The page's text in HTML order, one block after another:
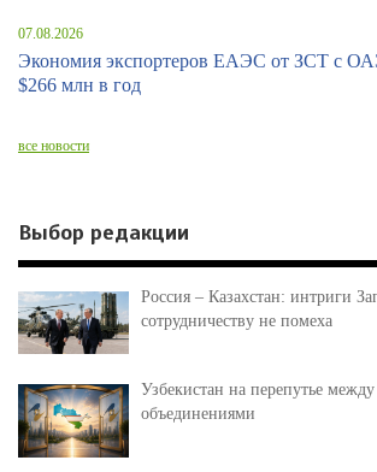
07.08.2026
Экономия экспортеров ЕАЭС от ЗСТ с
$266 млн в год
все новости
Выбор редакции
Россия – Казахстан: интриги
сотрудничеству не помеха
Узбекистан на перепутье
объединениями